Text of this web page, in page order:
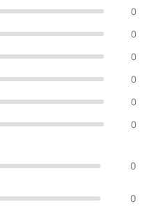
0
0
0
0
0
0
0
0